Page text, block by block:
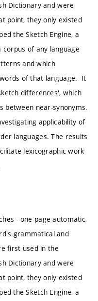
Dictionary and were
point, they only existed
the Sketch Engine, a
of any language
and which
of that language. It
differences', which
between near-synonyms.
applicability of
languages. The results
lexicographic work
- one-page automatic,
grammatical and
first used in the
Dictionary and were
point, they only existed
the Sketch Engine, a